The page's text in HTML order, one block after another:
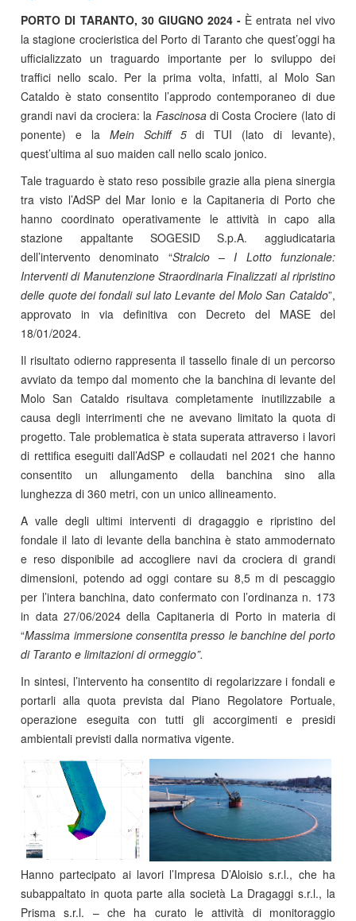
PORTO DI TARANTO, 30 GIUGNO 2024 - È entrata nel vivo
la stagione crocieristica del Porto di Taranto che quest’oggi ha
ufficializzato un traguardo importante per lo sviluppo dei
traffici nello scalo. Per la prima volta, infatti, al Molo San
Cataldo è stato consentito l’approdo contemporaneo di due
grandi navi da crociera: la Fascinosadi Costa Crociere (lato di
ponente) e la Mein Schiff 5di TUI (lato di levante),
quest’ultima al suo maiden call nello scalo jonico.
Tale traguardo è stato reso possibile grazie alla piena sinergia
tra visto l’AdSP del Mar Ionio e la Capitaneria di Porto che
hanno coordinato operativamente le attività in capo alla
stazione appaltante SOGESID S.p.A. aggiudicataria
dell’intervento denominato “Stralcio – I Lotto funzionale:
Interventi di Manutenzione Straordinaria Finalizzati al ripristino
delle quote dei fondali sul lato Levante del Molo San Cataldo”,
approvato in via definitiva con Decreto del MASE del
18/01/2024.
Il risultato odierno rappresenta il tassello finale di un percorso
avviato da tempo dal momento che la banchina di levante del
Molo San Cataldo risultava completamente inutilizzabile a
causa degli interrimenti che ne avevano limitato la quota di
progetto. Tale problematica è stata superata attraverso i lavori
di rettifica eseguiti dall’AdSP e collaudati nel 2021 che hanno
consentito un allungamento della banchina sino alla
lunghezza di 360 metri, con un unico allineamento.
A valle degli ultimi interventi di dragaggio e ripristino del
fondale il lato di levante della banchina è stato ammodernato
e reso disponibile ad accogliere navi da crociera di grandi
dimensioni, potendo ad oggi contare su 8,5 m di pescaggio
per l’intera banchina, dato confermato con l’ordinanza n. 173
in data 27/06/2024 della Capitaneria di Porto in materia di
“Massima immersione consentita presso le banchine del porto
di Taranto e limitazioni di ormeggio”.
In sintesi, l’intervento ha consentito di regolarizzare i fondali e
portarli alla quota prevista dal Piano Regolatore Portuale,
operazione eseguita con tutti gli accorgimenti e presidi
ambientali previsti dalla normativa vigente.
Hanno partecipato ai lavori l’Impresa D’Aloisio s.r.l., che ha
subappaltato in quota parte alla società La Dragaggi s.r.l., la
Prisma s.r.l. – che ha curato le attività di monitoraggio